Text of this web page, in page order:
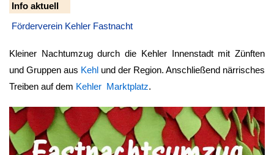
Info aktuell
Förderverein Kehler Fastnacht
Kleiner Nachtumzug durch die Kehler Innenstadt mit Zünften
und Gruppen aus Kehl und der Region. Anschließend närrisches
Treiben auf dem Kehler Marktplatz.